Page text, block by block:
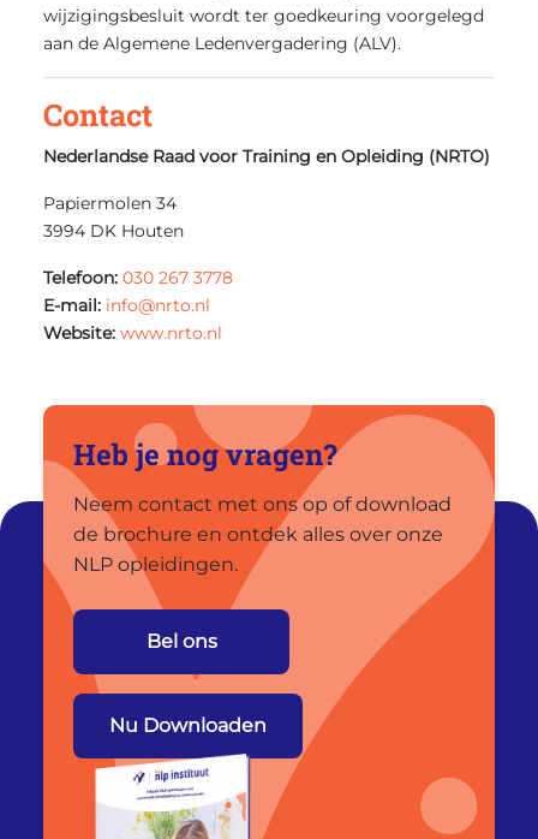
wijzigingsbesluit wordt ter goedkeuring voorgelegd
aan de Algemene Ledenvergadering (ALV).
Contact
Nederlandse Raad voor Training en Opleiding (NRTO)
Papiermolen 34
3994 DK Houten
Telefoon: 030 267 3778
E-mail: info@nrto.nl
Website: www.nrto.nl
Heb je nog vragen?
Neem contact met ons op of download
de brochure en ontdek alles over onze
NLP opleidingen.
Bel ons
Nu Downloaden